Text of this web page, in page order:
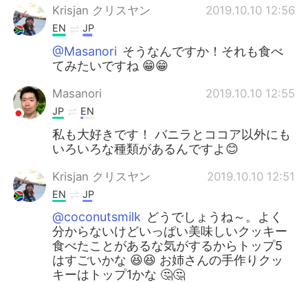
Krisjan クリスヤン 2019.10.10 12:56
EN JP
@Masanori そうなんですか！それも食べ
てみたいですね 😁😁
Masanori 2019.10.10 12:55
JP EN
私も大好きです！ バニラとココア以外にも
いろいろな種類があるんですよ😊
Krisjan クリスヤン 2019.10.10 12:51
EN JP
@coconutsmilk どうでしょうね～。よく
分からないけどいっぱい美味しいクッキー
食べたことがあるな気がするからトップ5
はすごいかな 😆😆 お姉さんの手作りクッ
キーはトップ1かな 🤔🤔